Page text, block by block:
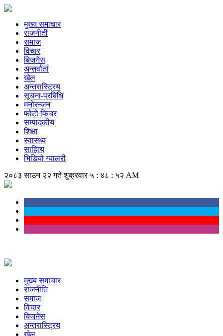
मुख्य समाचार
राजनीती
समाज
विचार
बिजनेस
अन्तर्वार्ता
खेल
अन्तरास्ट्रिय
सूचना-प्रबिधि
मनोरन्जन
फोटो फिचर
सम्पादकीय
शिक्षा
स्वास्थ्य
साहित्य
भिडियो ग्यालरी
२०८३ साउन २२ गते शुक्रवार ५ : ४८ : ५२ AM
मुख्य समाचार
राजनीति
समाज
विचार
बिजनेस
अन्तरास्ट्रिय
खेल